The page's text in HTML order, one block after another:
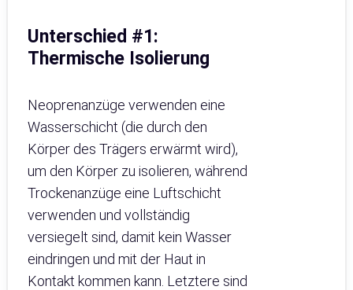
Unterschied #1:
Thermische Isolierung
Neoprenanzüge verwenden eine
Wasserschicht (die durch den
Körper des Trägers erwärmt wird),
um den Körper zu isolieren, während
Trockenanzüge eine Luftschicht
verwenden und vollständig
versiegelt sind, damit kein Wasser
eindringen und mit der Haut in
Kontakt kommen kann. Letztere sind